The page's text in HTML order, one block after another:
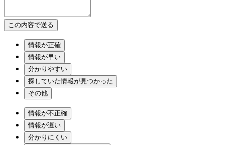
情報が正確
情報が早い
分かりやすい
探していた情報が見つかった
その他
情報が不正確
情報が遅い
分かりにくい